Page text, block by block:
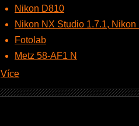
Nikon D810
Nikon NX Studio 1.7.1,
Fotolab
Metz 58-AF1 N
Více